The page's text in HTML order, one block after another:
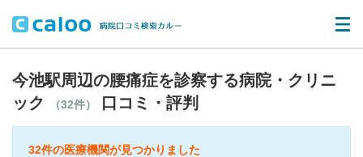
今池駅周辺の腰痛症を診察する病院・クリニ
ック
（32件） 口コミ・評判
32件の医療機関が見つかりました